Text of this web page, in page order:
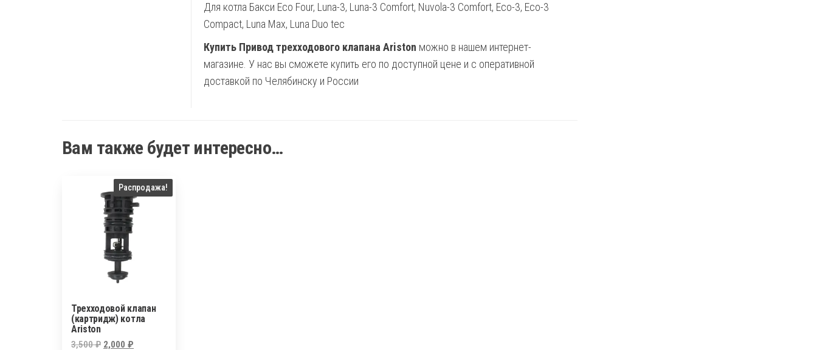
3
Comfort
Для котла Бакси Eco Four, Luna-3, Luna-3 Comfort, Nuvola-3 Comfort, Eco-3, Eco-3
Compact, Luna Max, Luna Duo tec
Купить Привод трехходового клапана Ariston можно в нашем интернет-
магазине. У нас вы сможете купить его по доступной цене и с оперативной
доставкой по Челябинску и России
Вам также будет интересно…
Распродажа!
Трехходовой клапан
(картридж) котла
Ariston
3,500₽ Первоначальная
2,000 ₽